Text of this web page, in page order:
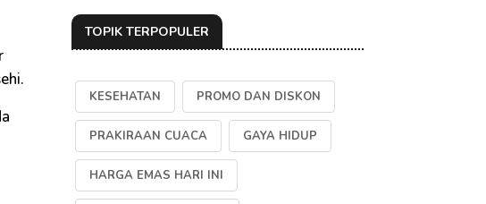
TOPIK TERPOPULER
KESEHATAN PROMO DAN DISKON
PRAKIRAAN CUACA GAYA HIDUP
HARGA EMAS HARI INI